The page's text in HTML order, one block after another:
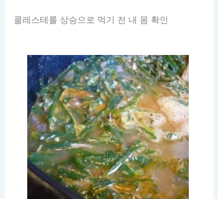
콜레스테롤 상승으로 먹기 전 내 몸 확인